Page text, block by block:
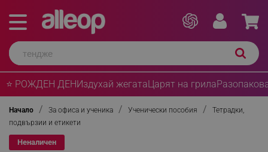
⭐ РОЖДЕН ДЕНИздухай жегатаЦарят на грила
Начало За офиса и ученика Ученически пособия
Тетрадки,
подвързии и етикети
Неналичен